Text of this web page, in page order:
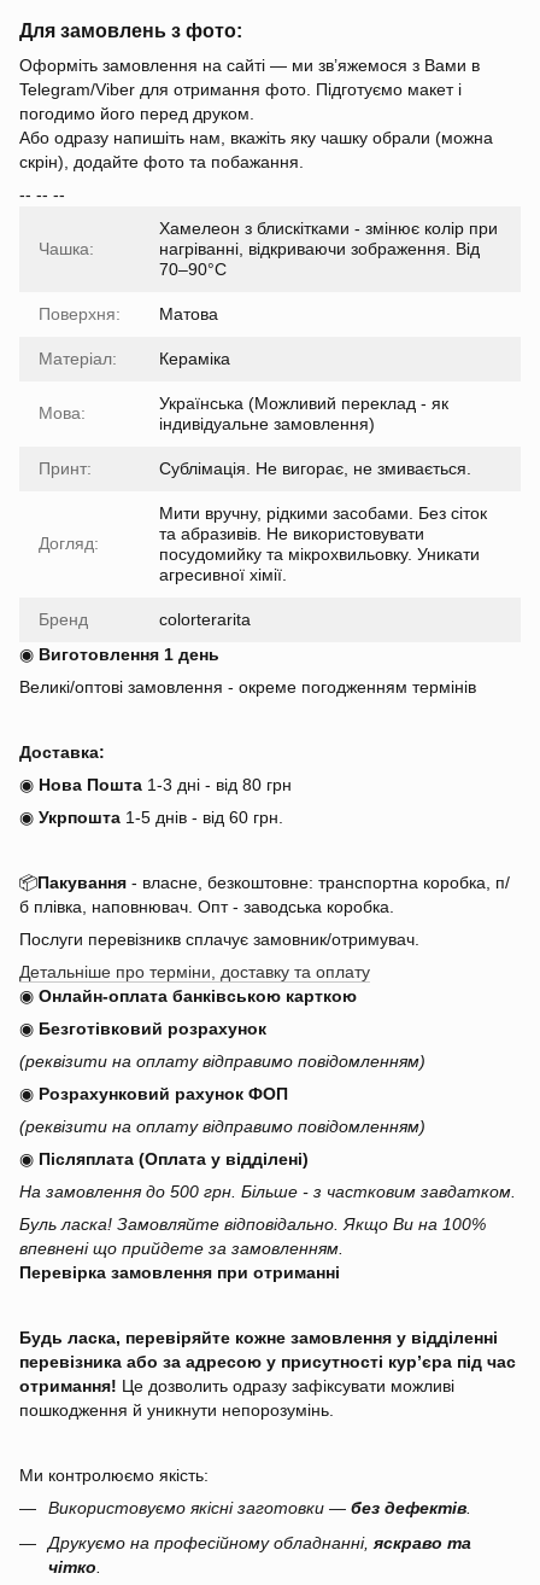
Для замовлень з фото:
Оформіть замовлення на сайті — ми зв’яжемося з Вами в
Telegram/Viber для отримання фото. Підготуємо макет і
погодимо його перед друком.
Або одразу напишіть нам, вкажіть яку чашку обрали (можна
скрін), додайте фото та побажання.
-- -- --
Чашка:
Хамелеон з блискітками - змінює колір при
нагріванні, відкриваючи зображення. Від
70–90°C
Поверхня: Матова
Матеріал: Кераміка
Мова:
Українська (Можливий переклад - як
індивідуальне замовлення)
Принт: Сублімація. Не вигорає, не змивається.
Догляд:
Мити вручну, рідкими засобами. Без сіток
та абразивів. Не використовувати
посудомийку та мікрохвильовку. Уникати
агресивної хімії.
Бренд
colorterarita
◉ Виготовлення 1 день
Великі/оптові замовлення - окреме погодженням термінів
Доставка:
◉ Нова Пошта 1-3 дні - від 80 грн
◉ Укрпошта 1-5 днів - від 60 грн.
📦Пакування - власне, безкоштовне: транспортна коробка, п/
б плівка, наповнювач. Опт - заводська коробка.
Послуги перевізникв сплачує замовник/отримувач.
Детальніше про терміни, доставку та оплату
◉ Онлайн-оплата банківською карткою
◉ Безготівковий розрахунок
(реквізити на оплату відправимо повідомленням)
◉ Розрахунковий рахунок ФОП
(реквізити на оплату відправимо повідомленням)
◉ Післяплата (Оплата у відділені)
На замовлення до 500 грн. Більше - з частковим завдатком.
Буль ласка! Замовляйте відповідально. Якщо Ви на 100%
впевнені що прийдете за замовленням.
Перевірка замовлення при отриманні
Будь ласка, перевіряйте кожне замовлення у відділенні
перевізника або за адресою у присутності кур’єра під час
отримання! Це дозволить одразу зафіксувати можливі
пошкодження й уникнути непорозумінь.
Ми контролюємо якість:
Використовуємо якісні заготовки — без дефектів
Друкуємо на професійному обладнанні, яскраво та
чітко